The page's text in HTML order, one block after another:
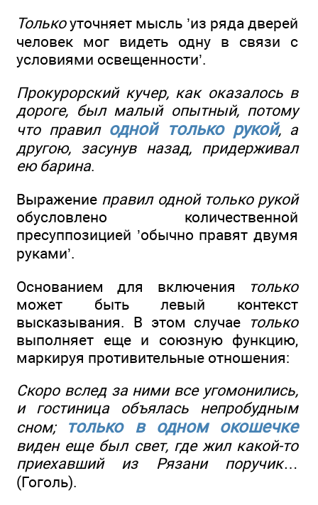
Толькоуточняет мысль ’из ряда дверей
человек мог видеть одну в связи с
условиями освещенности’.
Прокурорский кучер, как оказалось в
дороге, был малый опытный, потому
что правил одной только рукой, а
другою, засунув назад, придерживал
ею барина.
Выражение правил одной только рукой
обусловлено количественной
пресуппозицией ’обычно правят двумя
руками’.
Основанием для включения
только
может быть левый контекст
высказывания. В этом случае только
выполняет еще и союзную функцию,
маркируя противительные отношения:
Скоро вслед за ними все угомонились,
и гостиница объялась непробудным
сном;
только в одном окошечке
виден еще был свет, где жил какой-то
приехавший из Рязани поручик…
(Гоголь).